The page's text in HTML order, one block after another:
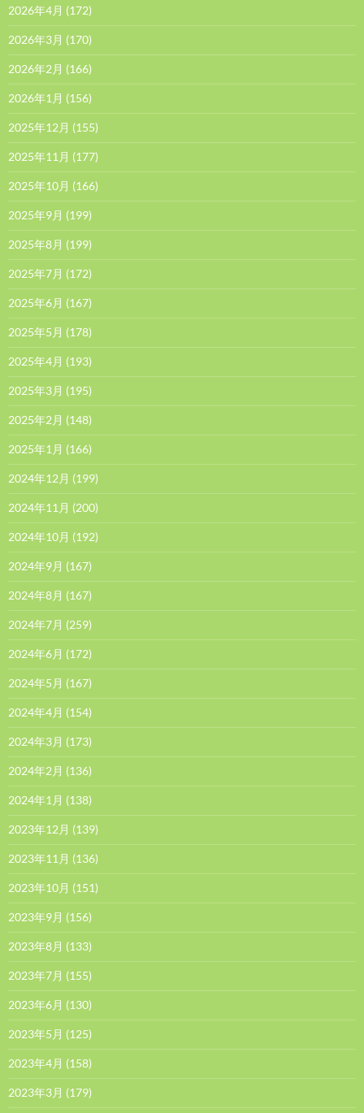
2026年4月 (172)
2026年3月 (170)
2026年2月 (166)
2026年1月 (156)
2025年12月 (155)
2025年11月 (177)
2025年10月 (166)
2025年9月 (199)
2025年8月 (199)
2025年7月 (172)
2025年6月 (167)
2025年5月 (178)
2025年4月 (193)
2025年3月 (195)
2025年2月 (148)
2025年1月 (166)
2024年12月 (199)
2024年11月 (200)
2024年10月 (192)
2024年9月 (167)
2024年8月 (167)
2024年7月 (259)
2024年6月 (172)
2024年5月 (167)
2024年4月 (154)
2024年3月 (173)
2024年2月 (136)
2024年1月 (138)
2023年12月 (139)
2023年11月 (136)
2023年10月 (151)
2023年9月 (156)
2023年8月 (133)
2023年7月 (155)
2023年6月 (130)
2023年5月 (125)
2023年4月 (158)
2023年3月 (179)